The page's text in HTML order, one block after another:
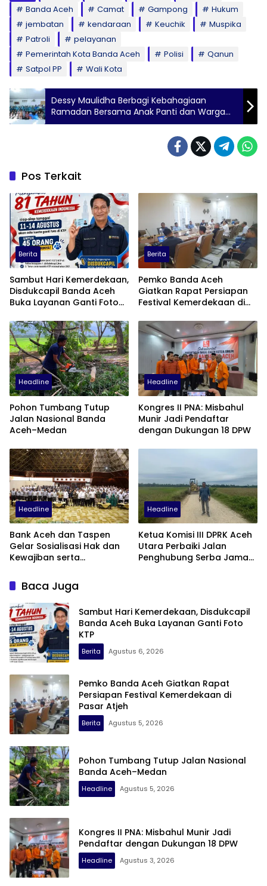
Banda Aceh
Camat Gampong
Hukum
jembatan
kendaraan Keuchik
Muspika
Patroli
pelayanan
Pemerintah Kota Banda Aceh
Polisi
Qanun
Satpol PP
Wali Kota
Dessy Maulidha Berbagi Kebahagiaan
Ramadan Bersama Anak Panti dan Warga
Seutui
Pos Terkait
Berita
Sambut Hari Kemerdekaan,
Disdukcapil Banda Aceh
Buka Layanan Ganti Foto
Berita
Pemko Banda Aceh
Giatkan Rapat Persiapan
Festival Kemerdekaan di
Headline
Pohon Tumbang Tutup
Jalan Nasional Banda
Aceh–Medan
Headline
Kongres II PNA: Misbahul
Munir Jadi Pendaftar
dengan Dukungan 18 DPW
Headline
Bank Aceh dan Taspen
Gelar Sosialisasi Hak dan
Kewajiban serta
Menjelang Pensiun
Headline
Ketua Komisi III DPRK Aceh
Utara Perbaiki Jalan
Penghubung Serba Jaman
Baca Juga
Sambut Hari Kemerdekaan, Disdukcapil
Banda Aceh Buka Layanan Ganti Foto
KTP
Berita Agustus 6, 2026
Pemko Banda Aceh Giatkan Rapat
Persiapan Festival Kemerdekaan di
Pasar Atjeh
Berita Agustus 5, 2026
Pohon Tumbang Tutup Jalan Nasional
Banda Aceh–Medan
Headline Agustus 5, 2026
Kongres II PNA: Misbahul Munir Jadi
Pendaftar dengan Dukungan 18 DPW
Headline Agustus 3, 2026